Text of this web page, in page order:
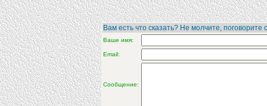
Вам есть что сказать? Не молчите, поговорите
Ваше имя:
Email:
Сообщение: